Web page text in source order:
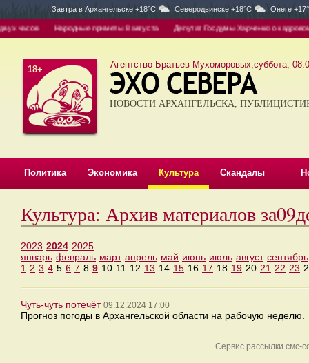
Завтра в Архангельске +18°C Северодвинске +18°C Онеге
часов Народные приметы 8 августа Депутат Госдумы Харченко о кадровом
18+ Агентство Братьев Мухоморовых,суббота,
НОВОСТИ АРХАНГЕЛЬСКА,
Политика Экономика Культура Скандалы
Культура: Архив материалов
2023 2024 2025
январь февраль март апрель май июнь июль август сентябрь
1 2 3 4 5 6 7 8 9 10 11 12 13 14 15 16 17 18 19 20 21 22 23
Чуть-чуть потечёт 09.12.2024 17:00
Прогноз погоды в Архангельской области на рабочую неделю.
Сервис рассылки смс-